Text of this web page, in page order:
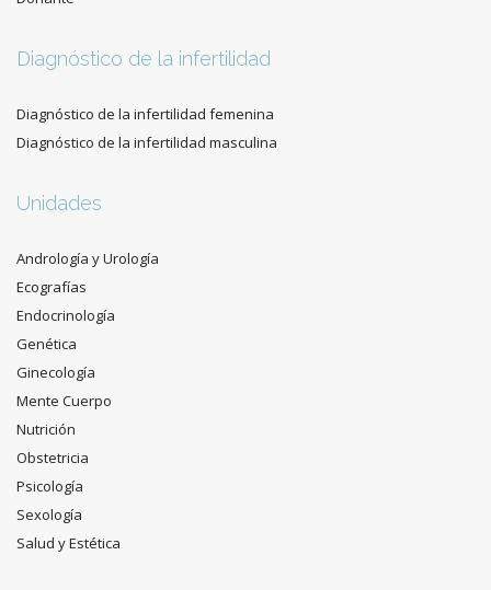
Diagnóstico de la infertilidad
Diagnóstico de la infertilidad femenina
Diagnóstico de la infertilidad masculina
Unidades
Andrología y Urología
Ecografías
Endocrinología
Genética
Ginecología
Mente Cuerpo
Nutrición
Obstetricia
Psicología
Sexología
Salud y Estética